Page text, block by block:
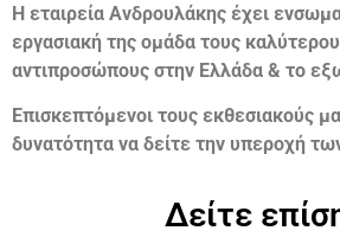
Η εταιρεία Ανδρουλάκης έχει
εργασιακή της ομάδα τους
αντιπροσώπους στην Ελλάδα & το
Επισκεπτόμενοι τους εκθεσιακούς
δυνατότητα να δείτε την υπεροχή
Δείτε